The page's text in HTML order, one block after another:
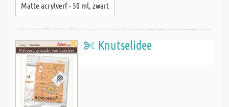
Matte acrylverf - 50 ml, zwart
Knutselidee